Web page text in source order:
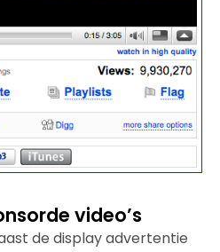
video’s
de display advertentie